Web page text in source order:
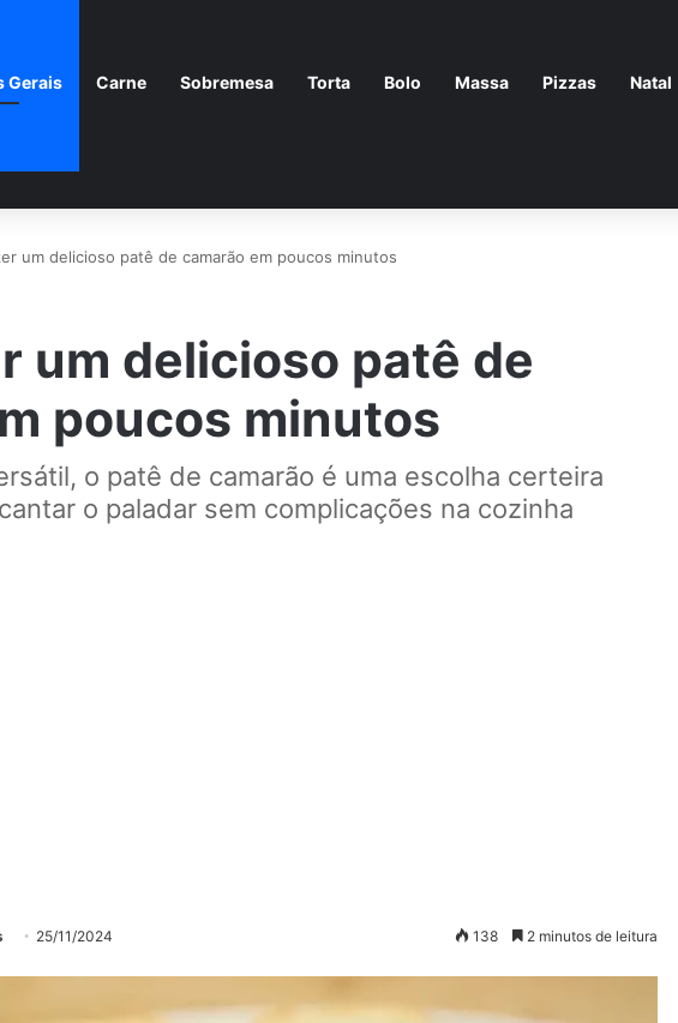
Gerais Carne Sobremesa Torta Bolo Massa Pizzas Natal
um delicioso patê de camarão em poucos minutos
um delicioso patê de
poucos minutos
o patê de camarão é uma escolha certeira
o paladar sem complicações na cozinha
25/11/2024 138 2 minutos de leitura